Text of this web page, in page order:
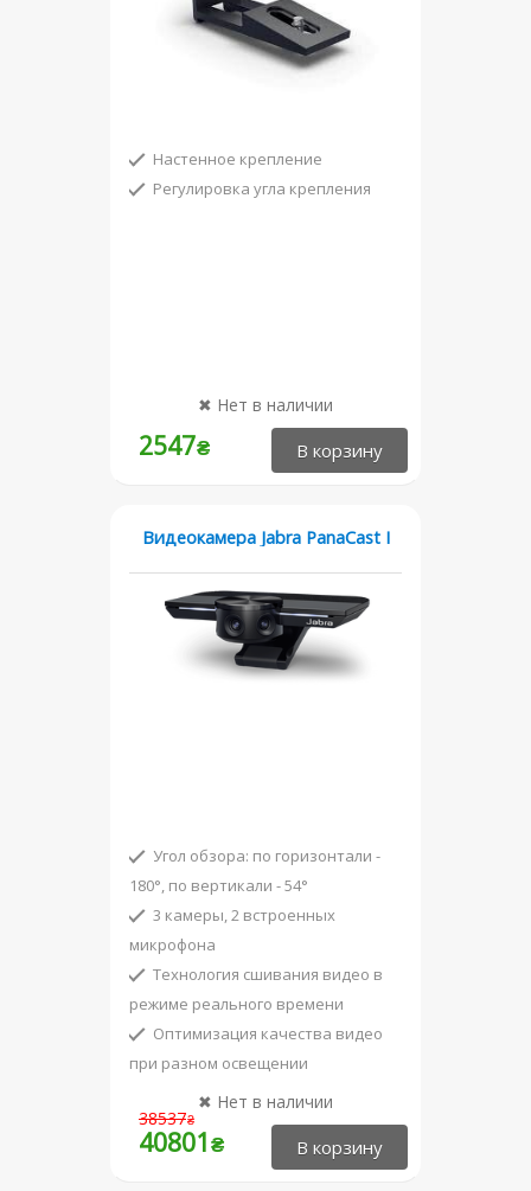
Настенное крепление
Регулировка угла крепления
2547₴
Видеокамера Jabra PanaCast I
Угол обзора: по горизонтали -
180°, по вертикали - 54°
3 камеры, 2 встроенных
микрофона
Технология сшивания видео в
режиме реального времени
Оптимизация качества видео
при разном освещении
Сертифицировано для работы с
Microsoft Teams
38537₴
40801₴